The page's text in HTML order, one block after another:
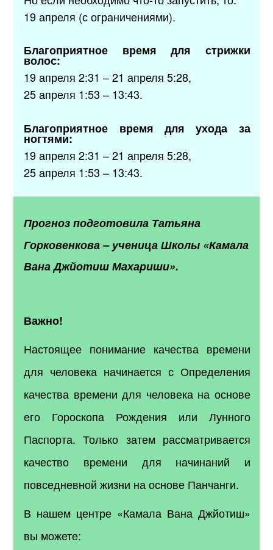
19 апреля (с ограничениями).
Благоприятное время для стрижки
волос:
19 апреля 2:31 – 21 апреля 5:28,
25 апреля 1:53 – 13:43.
Благоприятное время для ухода за
ногтями:
19 апреля 2:31 – 21 апреля 5:28,
25 апреля 1:53 – 13:43.
Прогноз подготовила Татьяна
Горковенкова – ученица Школы «Камала
Вана Джйотиш Махариши».
Важно!
Настоящее понимание качества времени
для человека начинается с Определения
качества времени для человека на основе
его Гороскопа Рождения или Лунного
Паспорта. Только затем рассматривается
качество времени для начинаний и
повседневной жизни на основе Панчанги.
В нашем центре «Камала Вана Джйотиш»
вы можете: